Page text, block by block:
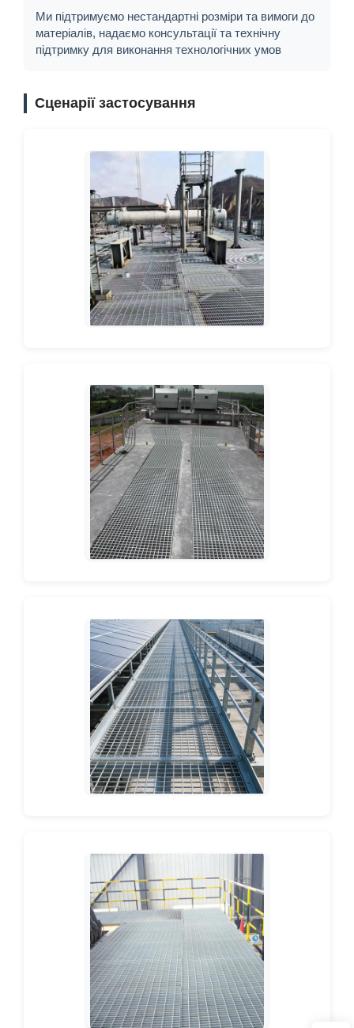
Ми підтримуємо нестандартні розміри та вимоги до
матеріалів, надаємо консультації та технічну
підтримку для виконання технологічних умов
Сценарії застосування